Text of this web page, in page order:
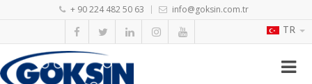
+ 90 224 482 50 63 info@goksin.com.tr
TR